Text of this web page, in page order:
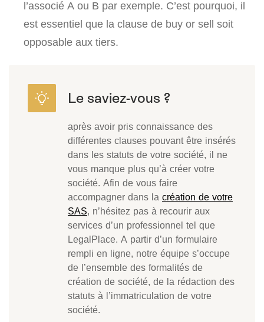
l’associé A ou B par exemple. C’est pourquoi, il
est essentiel que la clause de buy or sell soit
opposable aux tiers.
après avoir pris connaissance des
différentes clauses pouvant être insérés
dans les statuts de votre société, il ne
vous manque plus qu’à créer votre
société. Afin de vous faire
accompagner dans la création de votre
SAS, n’hésitez pas à recourir aux
services d’un professionnel tel que
LegalPlace. A partir d’un formulaire
rempli en ligne, notre équipe s’occupe
de l’ensemble des formalités de
création de société, de la rédaction des
statuts à l’immatriculation de votre
société.